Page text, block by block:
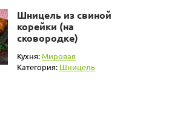
Шницель из свиной
корейки (на
сковородке)
Кухня: Мировая
Категория: Шницель